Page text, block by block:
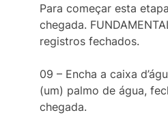
Para começar esta
chegada.
registros fechados.
09 – Encha a caixa
(um) palmo de água,
chegada.